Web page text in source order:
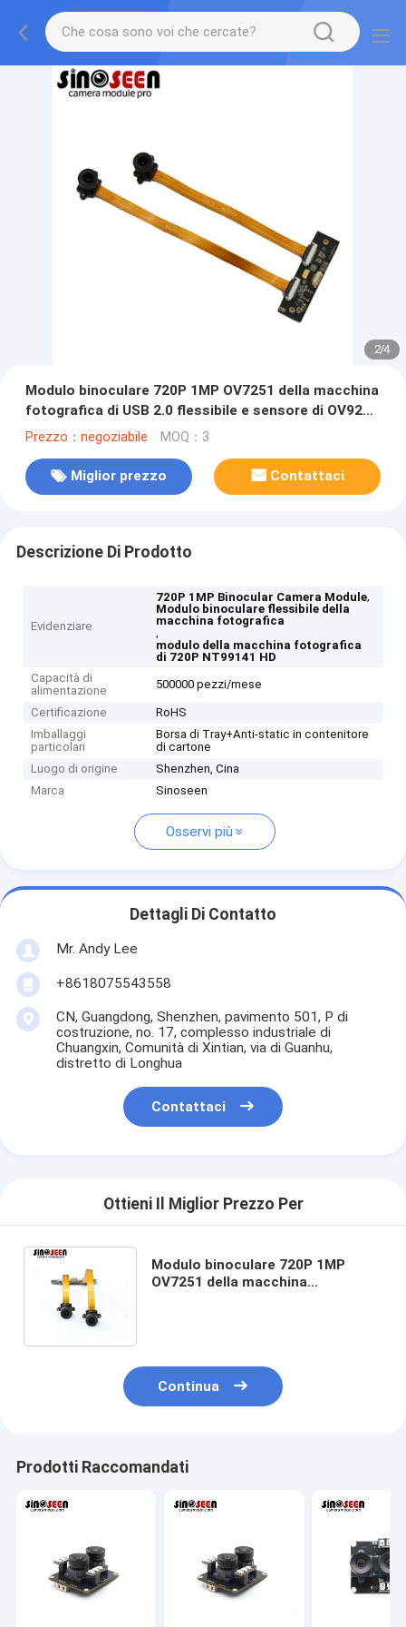
2/4
Modulo binoculare 720P 1MP OV7251 della macchina
fotografica di USB 2.0 flessibile e sensore di OV9281
Cmos
Prezzo：negoziabile MOQ：3
Miglior prezzo Contattaci
Descrizione Di Prodotto
Evidenziare
720P 1MP Binocular Camera Module,
Modulo binoculare flessibile della
macchina fotografica
,
modulo della macchina fotografica
di 720P NT99141 HD
Capacità di
alimentazione
500000 pezzi/mese
Certificazione
RoHS
Imballaggi
particolari
Borsa di Tray+Anti-static in contenitore
di cartone
Luogo di origine
Shenzhen, Cina
Marca
Sinoseen
Osservi più
Dettagli Di Contatto
Mr. Andy Lee
+8618075543558
CN, Guangdong, Shenzhen, pavimento 501, P di
costruzione, no. 17, complesso industriale di
Chuangxin, Comunità di Xintian, via di Guanhu,
distretto di Longhua
Contattaci
Ottieni Il Miglior Prezzo Per
Modulo binoculare 720P 1MP
OV7251 della macchina
Continua
Prodotti Raccomandati